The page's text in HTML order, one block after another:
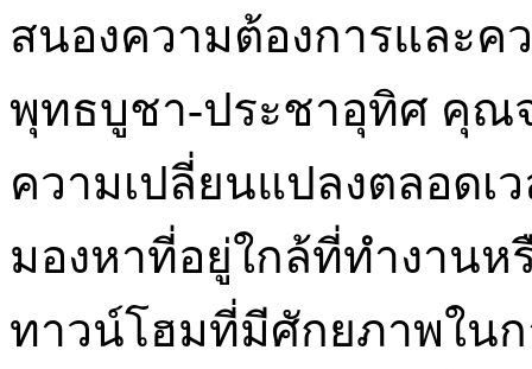
สนองความต้องการและ
พุทธบูชา-ประชาอุทิศ คุณ
ความเปลี่ยนแปลงตลอดเ
มองหาที่อยู่ใกล้ที่ทำงาน
ทาวน์โฮมที่มีศักยภาพใน